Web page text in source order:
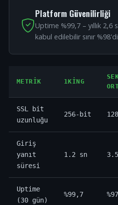
Platform Güvenilirliği
Uptime %99,7 – yıllık
kabul edilebilir sınır
METRIK 1KING
SSL bit
uzunluğu
256-bit
Giriş
yanıt
süresi
1.2 sn
Uptime
(30 gün)
%99,7